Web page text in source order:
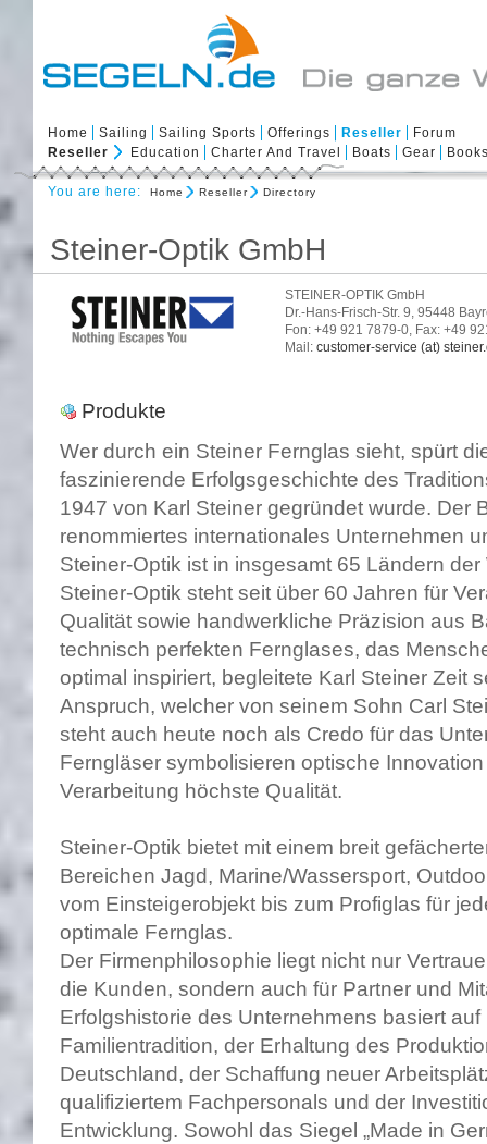
Home Sailing Sailing Sports Offerings Reseller
Forum
Reseller
Education Charter And Travel Boats Gear
You are here: Home Reseller Directory
Steiner-Optik GmbH
STEINER-OPTIK GmbH
Dr.-Hans-Frisch-Str. 9, 95448
Fon: +49 921 7879-0, Fax: +49
Mail: customer-service (at)
Produkte
Wer durch ein Steiner Fernglas sieht, spürt
faszinierende Erfolgsgeschichte des
1947 von Karl Steiner gegründet wurde. Der
renommiertes internationales Unternehmen
Steiner-Optik ist in insgesamt 65 Ländern
Steiner-Optik steht seit über 60 Jahren für
Qualität sowie handwerkliche Präzision aus
technisch perfekten Fernglases, das
optimal inspiriert, begleitete Karl Steiner Zeit
Anspruch, welcher von seinem Sohn Carl
steht auch heute noch als Credo für das
Ferngläser symbolisieren optische
Verarbeitung höchste Qualität.
Steiner-Optik bietet mit einem breit
Bereichen Jagd, Marine/Wassersport,
vom Einsteigerobjekt bis zum Profiglas für
optimale Fernglas.
Der Firmenphilosophie liegt nicht nur
die Kunden, sondern auch für Partner und
Erfolgshistorie des Unternehmens basiert
Familientradition, der Erhaltung des
Deutschland, der Schaffung neuer
qualifiziertem Fachpersonals und der
Entwicklung. Sowohl das Siegel „Made in